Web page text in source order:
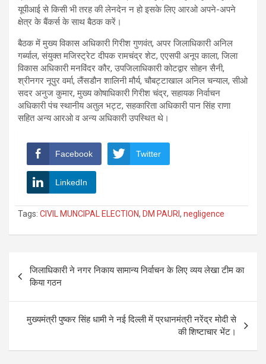
यूपीआई से किसी भी तरह की लेनदेन न हो इसके लिए आरओ अपने-अपने
क्षेत्र के बैंकर्स के साथ बैठक करें।
बैठक में मुख्य विकास अधिकारी गिरीश गुणवंत, अपर जिलाधिकारी अनिल
गर्ब्याल, संयुक्त मजिस्ट्रेट दीपक रामचंद्र शेट, एएसपी अनूप काला, जिला
विकास अधिकारी मनविंदर कौर, उपजिलाधिकारी कोटद्वार सोहन सैनी,
श्रीनगर नूपुर वर्मा, लैंसडौन शालिनी मौर्य, चौबट्टाखाल अनिल चन्याल, सीओ
सदर अनुज कुमार, मुख्य कोषाधिकारी गिरीश चंद्र, सहायक निर्वाचन
अधिकारी पंच स्थानीय अतुल भट्ट, सहकारिता अधिकारी पान सिंह राणा
सहित अन्य आरओ व अन्य अधिकारी उपस्थित थे।
Facebook Twitter
LinkedIn
Tags: CIVIL MUNCIPAL ELECTION, DM PAURI , negligence
navigation
जिलाधिकारी ने नगर निकाय सामान्य निर्वाचन के लिए व्यय लेखा टीम का
किया गठन
मुख्यमंत्री पुष्कर सिंह धामी ने नई दिल्ली में प्रधानमंत्री नरेंद्र मोदी से
की शिष्टाचार भेंट।